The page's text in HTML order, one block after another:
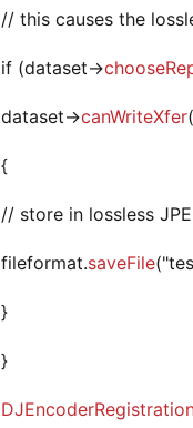
// this causes the
if (dataset->
dataset->canWriteXfer(
{
// store in lossless
fileformat.saveFile
}
}